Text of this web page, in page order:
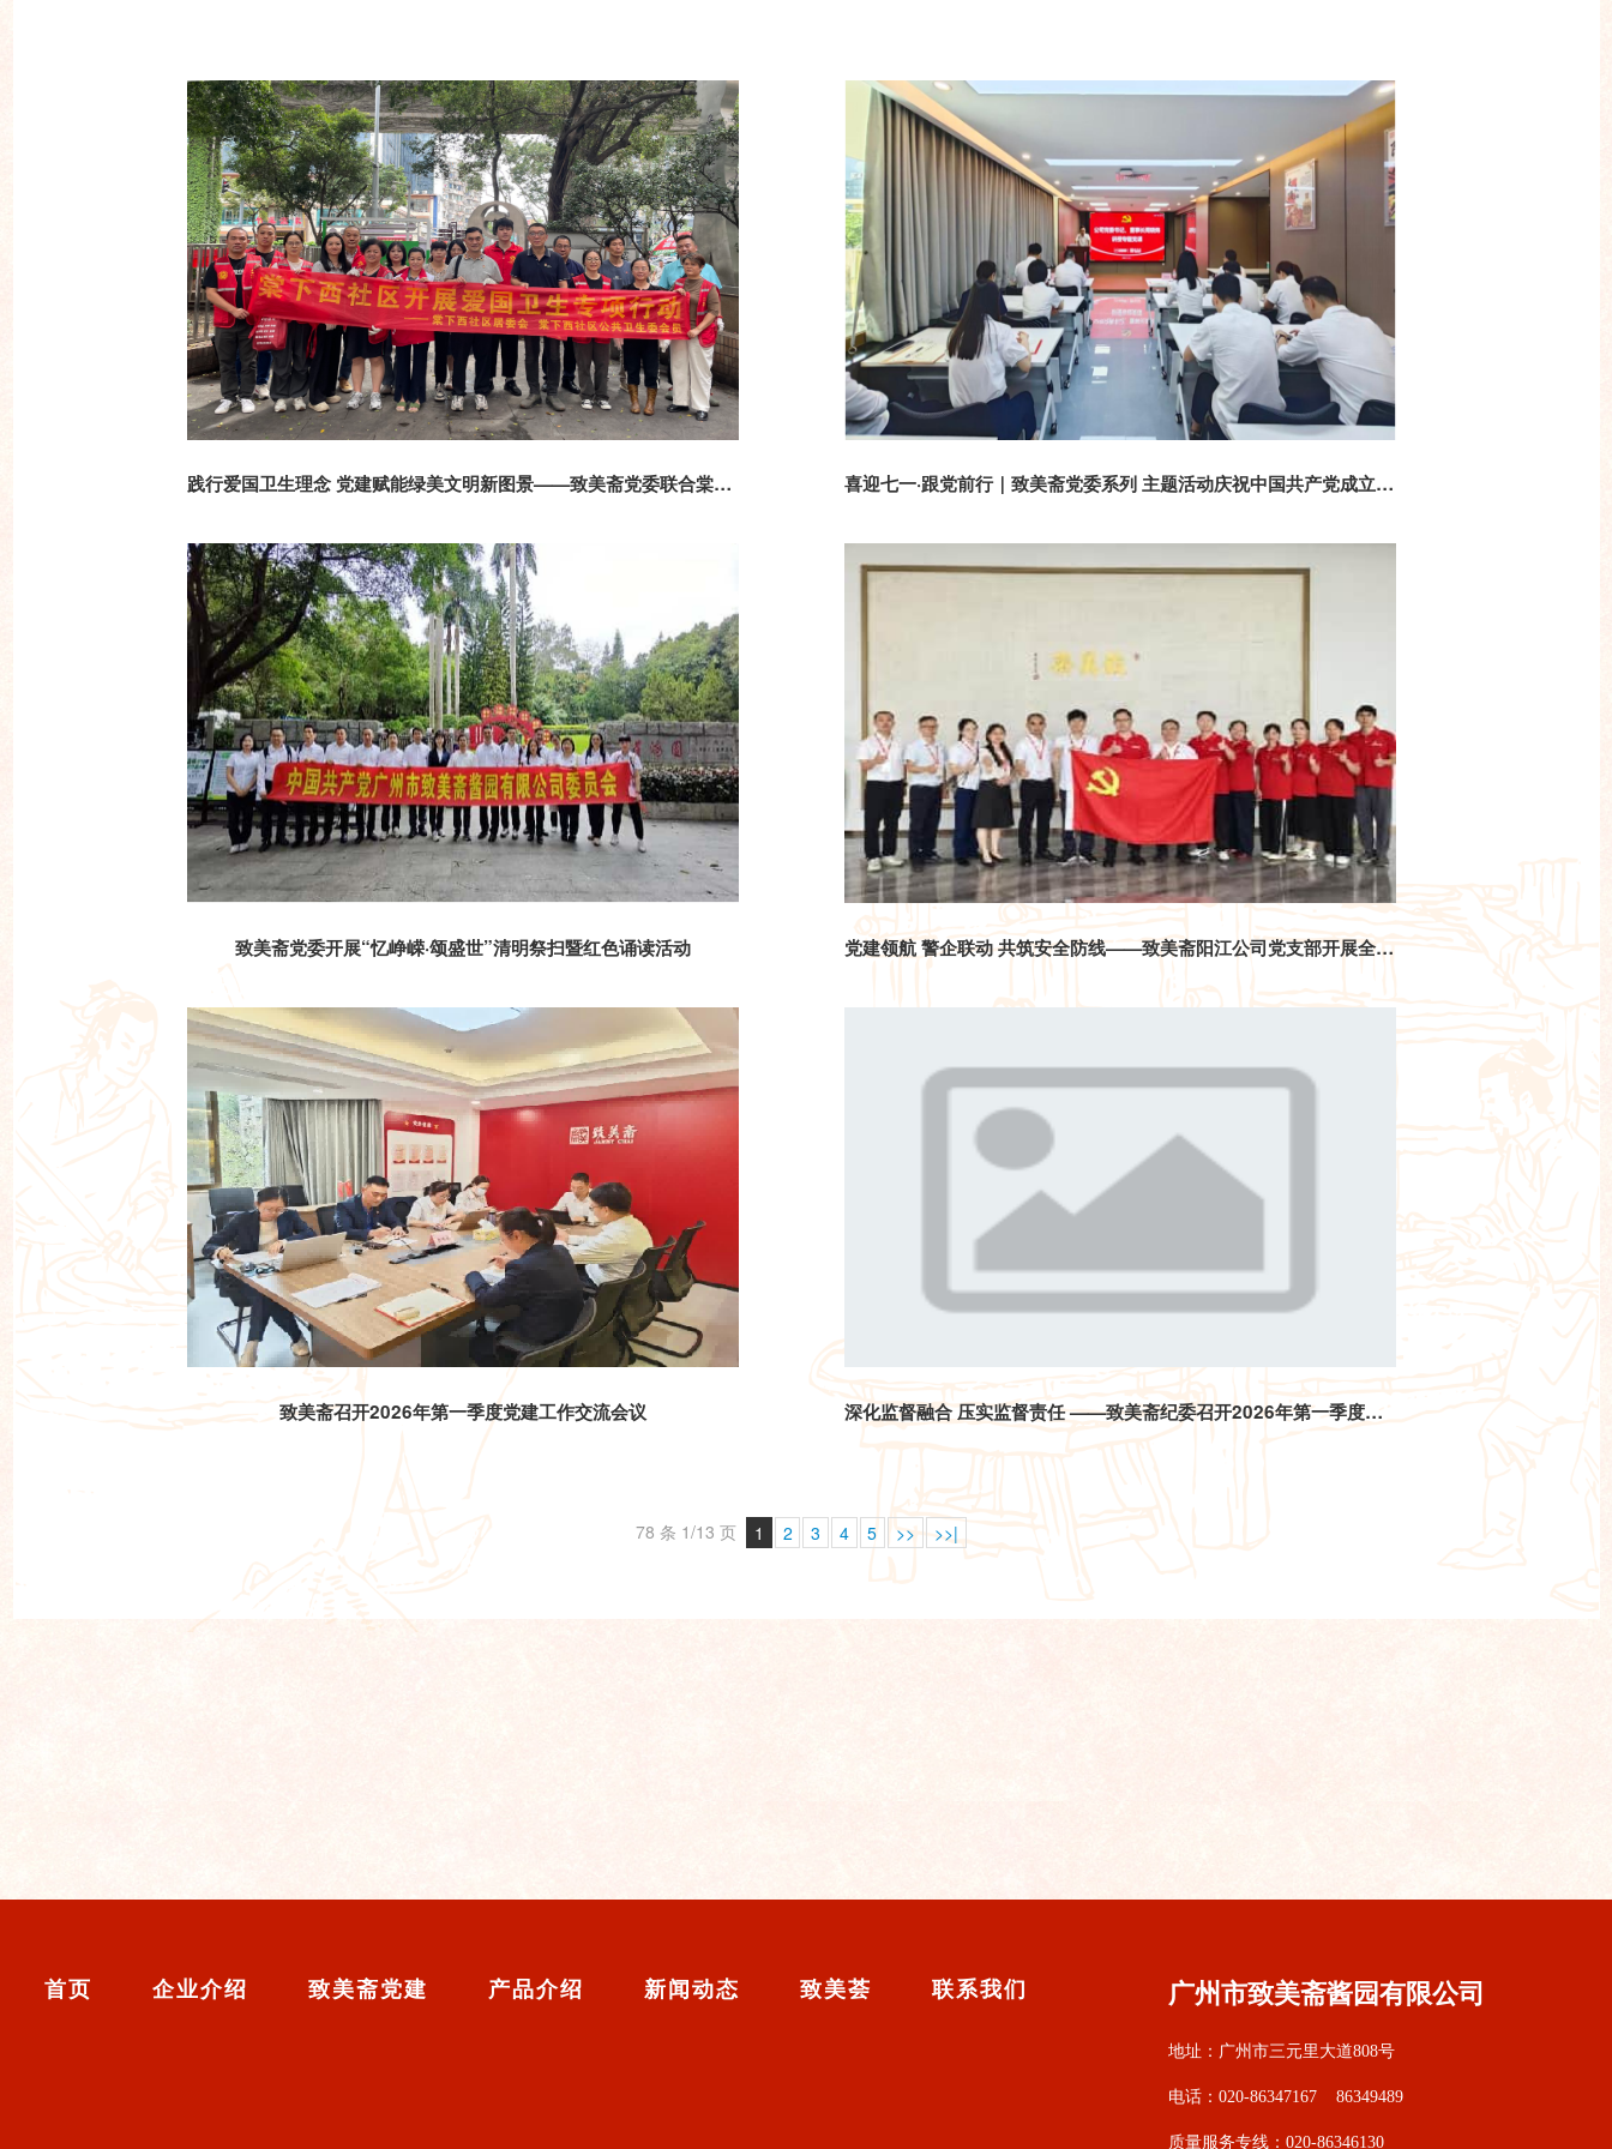
践行爱国卫生理念 党建赋能绿美文明新图景——致美斋党委联合棠下西社区及棠下西社区公共卫生委员会开展专项志愿服务 喜迎七一·跟党前行｜致美斋党委系列 主题活动庆祝中国共产党成立105周年
致美斋党委开展“忆峥嵘·颂盛世”清明祭扫暨红色诵读活动 党建领航 警企联动 共筑安全防线——致美斋阳江公司党支部开展全民国家安全教育日主题党日活动
致美斋召开2026年第一季度党建工作交流会议 深化监督融合 压实监督责任 ——致美斋纪委召开2026年第一季度监督联席会议
78 条 1/13 页 1 2 3 4 5 >> >>|
广州市致美斋酱园有限公司
地址：广州市三元里大道808号
电话：020-86347167 86349489
质量服务专线：020-86346130
首页 企业介绍 致美斋党建 产品介绍 新闻动态 致美荟 联系我们